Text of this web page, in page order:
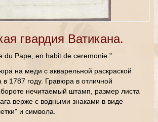
гвардия Ватикана.
du Pape, en habit de ceremonie."
на меди с акварельной раскраской
в 1787 году. Гравюра в отличной
нечитаемый штамп, размер листа
верже с водными знаками в виде
и символа.